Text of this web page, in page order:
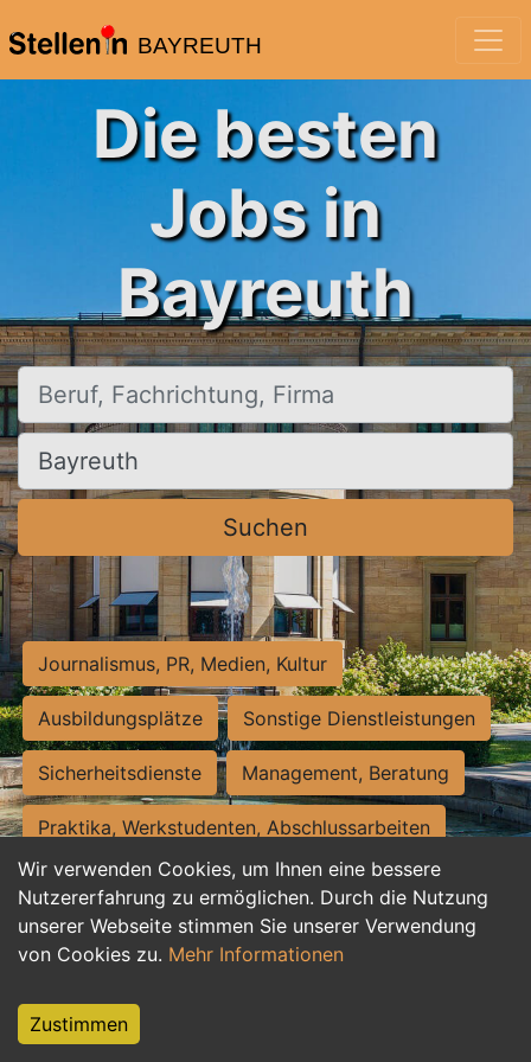
BAYREUTH
Wir verwenden Cookies, um Ihnen eine bessere
Nutzererfahrung zu ermöglichen. Durch die Nutzung
unserer Webseite stimmen Sie unserer Verwendung
von Cookies zu. Mehr Informationen
Zustimmen
Die besten
Jobs in
Bayreuth
Beruf, Fachrichtung, Firma
Ort, Stadt
Suchen
Journalismus, PR, Medien, Kultur
Ausbildungsplätze Sonstige Dienstleistungen
Sicherheitsdienste Management, Beratung
Praktika, Werkstudenten, Abschlussarbeiten
Personalwesen Assistenz, Sekretariat
Hilfskräfte, Aushilfs- und Nebenjobs
Weiterbildung, Studium, duale Ausbildung